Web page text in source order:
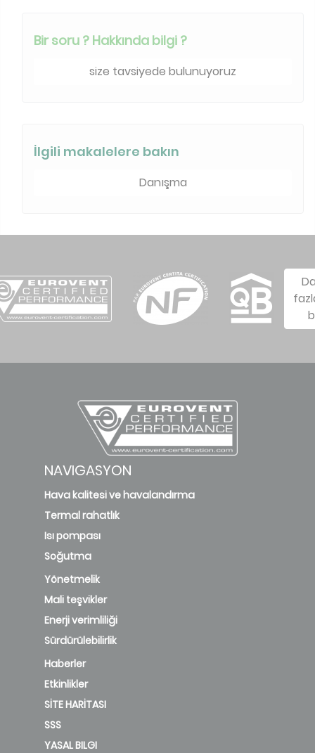
Bir soru ? Hakkında bilgi ?
size tavsiyede bulunuyoruz
İlgili makalelere bakın
Danışma
NAVIGASYON
Hava kalitesi ve havalandırma
Termal rahatlık
Isı pompası
Soğutma
Yönetmelik
Mali teşvikler
Enerji verimliliği
Sürdürülebilirlik
Haberler
Etkinlikler
SİTE HARİTASI
SSS
YASAL BILGI